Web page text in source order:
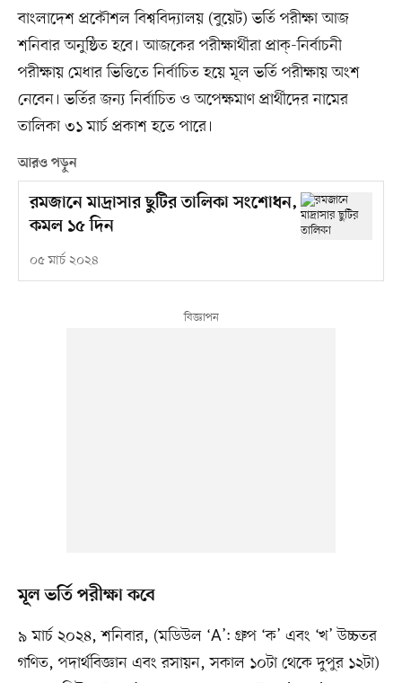
বাংলাদেশ প্রকৌশল বিশ্ববিদ্যালয় (বুয়েট) ভর্তি পরীক্ষা আজ
শনিবার অনুষ্ঠিত হবে। আজকের পরীক্ষার্থীরা প্রাক্-নির্বাচনী
পরীক্ষায় মেধার ভিত্তিতে নির্বাচিত হয়ে মূল ভর্তি পরীক্ষায় অংশ
নেবেন। ভর্তির জন্য নির্বাচিত ও অপেক্ষমাণ প্রার্থীদের নামের
তালিকা ৩১ মার্চ প্রকাশ হতে পারে।
আরও পড়ুন
রমজানে মাদ্রাসার ছুটির তালিকা সংশোধন,
কমল ১৫ দিন
০৫ মার্চ ২০২৪
মূল ভর্তি পরীক্ষা কবে
৯ মার্চ ২০২৪, শনিবার, (মডিউল ‘A’: গ্রুপ ‘ক’ এবং ‘খ’ উচ্চতর
গণিত, পদার্থবিজ্ঞান এবং রসায়ন, সকাল ১০টা থেকে দুপুর ১২টা)